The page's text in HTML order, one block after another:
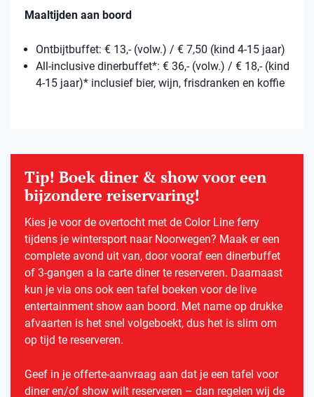
Maaltijden aan boord
Ontbijtbuffet: € 13,- (volw.) / € 7,50 (kind 4-15 jaar)
All-inclusive dinerbuffet*: € 36,- (volw.) / € 18,- (kind
4-15 jaar)* inclusief bier, wijn, frisdranken en koffie
Tip! Boek diner & show voor een
bijzondere reiservaring!
Kies je voor de overtocht met de Color Line ferry
tijdens je wintersport naar Noorwegen? Maak er een
complete avond uit van, door vooraf een dinerbuffet
of 3-gangen a la carte diner te reserveren. Daarnaast
kun je via ons ook een tafel boeken voor de live
entertainment show aan boord. Met name op drukke
afvaarten is het snel volgeboekt, dus het is slim om
op tijd te reserveren.
Geef in je offerte-aanvraag aan dat je een tafel voor
diner en/of show wilt reserveren – dan regelen wij de